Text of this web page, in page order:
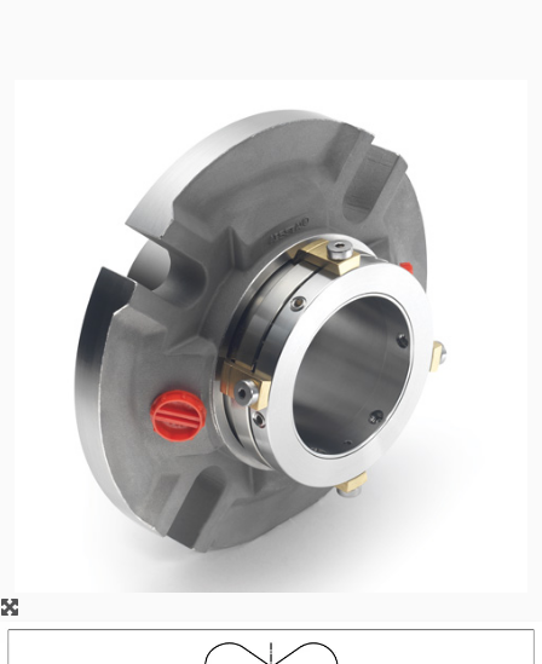
Certifications et normes
Contactez-nous
Localisations